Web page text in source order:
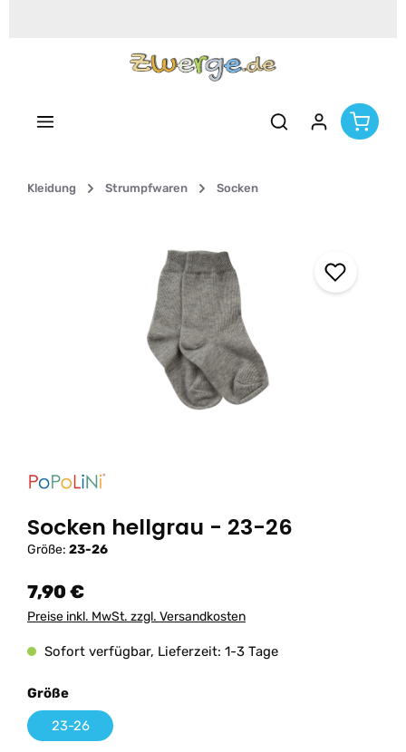
Kleidung Strumpfwaren Socken
Socken hellgrau - 23-26
Größe: 23-26
7,90 €
Preise inkl. MwSt. zzgl. Versandkosten
Sofort verfügbar, Lieferzeit: 1-3 Tage
Größeauswählen
23-26